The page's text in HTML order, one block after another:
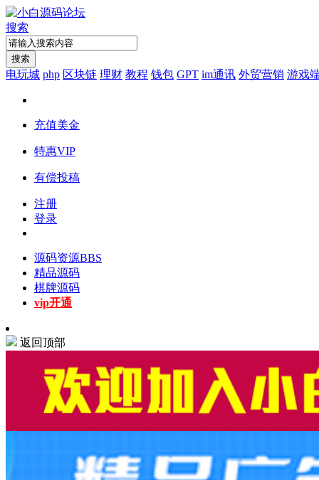
搜索
搜索
电玩城 php 区块链 理财 教程 钱包 GPT im通讯 外贸营销 游戏
充值美金
特惠VIP
有偿投稿
注册
登录
源码资源BBS
精品源码
棋牌源码
vip开通
返回顶部